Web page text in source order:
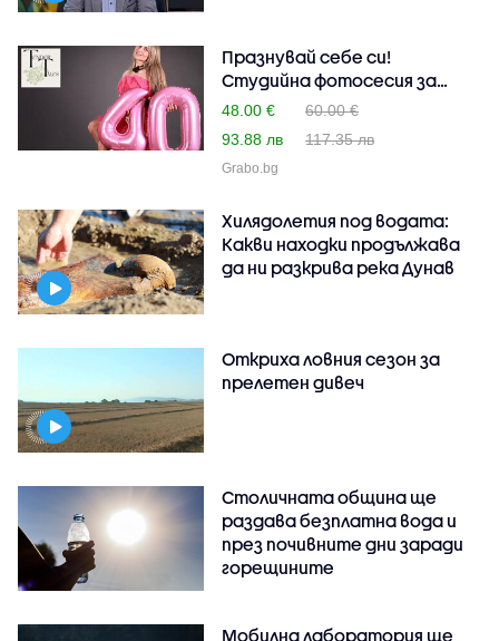
Празнувай себе си!
Студийна фотосесия за
рож..
48.00 €
60.00 €
93.88 лв
117.35 лв
Grabo.bg
Хилядолетия под водата:
Какви находки продължава
да ни разкрива река Дунав
Откриха ловния сезон за
прелетен дивеч
Столичната община ще
раздава безплатна вода и
през почивните дни заради
горещините
Мобилна лаборатория ще